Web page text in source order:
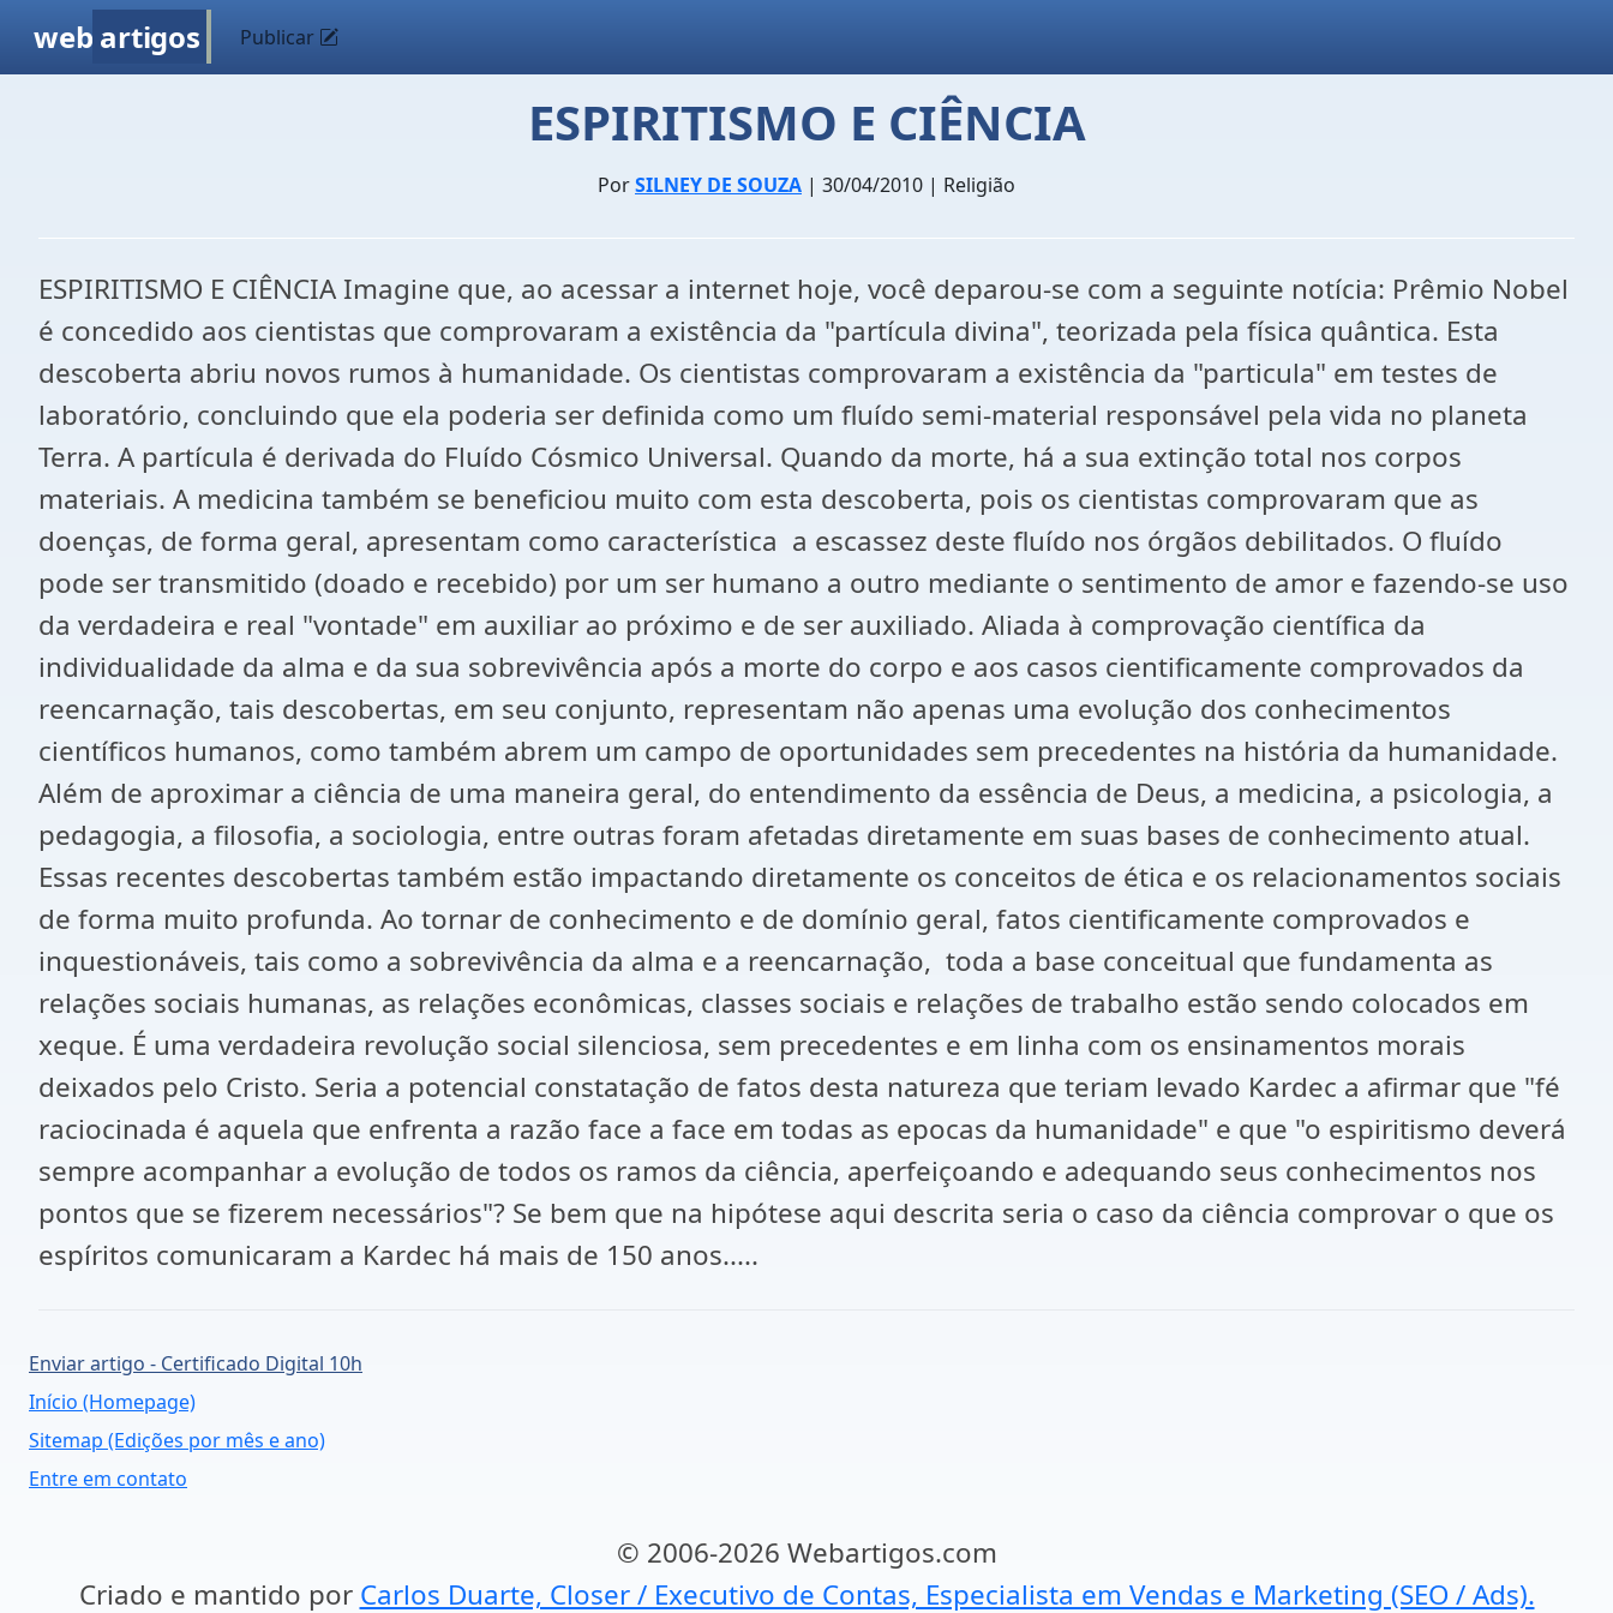
web artigos Publicar
ESPIRITISMO E CIÊNCIA
PorSILNEY DE SOUZA | 30/04/2010 | Religião
ESPIRITISMO E CIÊNCIA Imagine que, ao acessar a internet hoje, você deparou-se com a seguinte notícia: Prêmio Nobel
é concedido aos cientistas que comprovaram a existência da "partícula divina", teorizada pela física quântica. Esta
descoberta abriu novos rumos à humanidade. Os cientistas comprovaram a existência da "particula" em testes de
laboratório, concluindo que ela poderia ser definida como um fluído semi-material responsável pela vida no planeta
Terra. A partícula é derivada do Fluído Cósmico Universal. Quando da morte, há a sua extinção total nos corpos
materiais. A medicina também se beneficiou muito com esta descoberta, pois os cientistas comprovaram que as
doenças, de forma geral, apresentam como característica a escassez deste fluído nos órgãos debilitados. O fluído
pode ser transmitido (doado e recebido) por um ser humano a outro mediante o sentimento de amor e fazendo-se uso
da verdadeira e real "vontade" em auxiliar ao próximo e de ser auxiliado. Aliada à comprovação científica da
individualidade da alma e da sua sobrevivência após a morte do corpo e aos casos cientificamente comprovados da
reencarnação, tais descobertas, em seu conjunto, representam não apenas uma evolução dos conhecimentos
científicos humanos, como também abrem um campo de oportunidades sem precedentes na história da humanidade.
Além de aproximar a ciência de uma maneira geral, do entendimento da essência de Deus, a medicina, a psicologia, a
pedagogia, a filosofia, a sociologia, entre outras foram afetadas diretamente em suas bases de conhecimento atual.
Essas recentes descobertas também estão impactando diretamente os conceitos de ética e os relacionamentos sociais
de forma muito profunda. Ao tornar de conhecimento e de domínio geral, fatos cientificamente comprovados e
inquestionáveis, tais como a sobrevivência da alma e a reencarnação, toda a base conceitual que fundamenta as
relações sociais humanas, as relações econômicas, classes sociais e relações de trabalho estão sendo colocados em
xeque. É uma verdadeira revolução social silenciosa, sem precedentes e em linha com os ensinamentos morais
deixados pelo Cristo. Seria a potencial constatação de fatos desta natureza que teriam levado Kardec a afirmar que "fé
raciocinada é aquela que enfrenta a razão face a face em todas as epocas da humanidade" e que "o espiritismo deverá
sempre acompanhar a evolução de todos os ramos da ciência, aperfeiçoando e adequando seus conhecimentos nos
pontos que se fizerem necessários"? Se bem que na hipótese aqui descrita seria o caso da ciência comprovar o que os
espíritos comunicaram a Kardec há mais de 150 anos.....
Enviar artigo - Certificado Digital 10h
Início (Homepage)
Sitemap (Edições por mês e ano)
Entre em contato
© 2006-2026 Webartigos.com
Criado e mantido por Carlos Duarte, Closer / Executivo de Contas, Especialista em Vendas e Marketing (SEO / Ads).